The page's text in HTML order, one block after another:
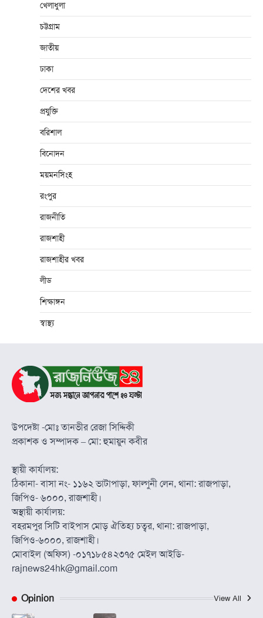
খেলাধুলা
চট্টগ্রাম
জাতীয়
ঢাকা
দেশের খবর
প্রযুক্তি
বরিশাল
বিনোদন
ময়মনসিংহ
রংপুর
রাজনীতি
রাজশাহী
রাজশাহীর খবর
লীড
শিক্ষাঙ্গন
স্বাস্থ্য
উপদেষ্টা -মোঃ তানভীর রেজা সিদ্দিকী
প্রকাশক ও সম্পাদক – মো: হুমায়ুন কবীর
স্থায়ী কার্যালয়:
ঠিকানা- বাসা নং- ১১৬২ ভাটাপাড়া, ফাল্গুনী লেন, থানা: রাজপাড়া,
জিপিও- ৬০০০, রাজশাহী।
অস্থায়ী কার্যালয়:
বহরমপুর সিটি বাইপাস মোড় ঐতিহ্য চত্বর, থানা: রাজপাড়া,
জিপিও-৬০০০, রাজশাহী।
মোবাইল (অফিস) -০১৭১৮৫৪২৩৭৫ মেইল আইডি-
rajnews24hk@gmail.com
Opinion View All